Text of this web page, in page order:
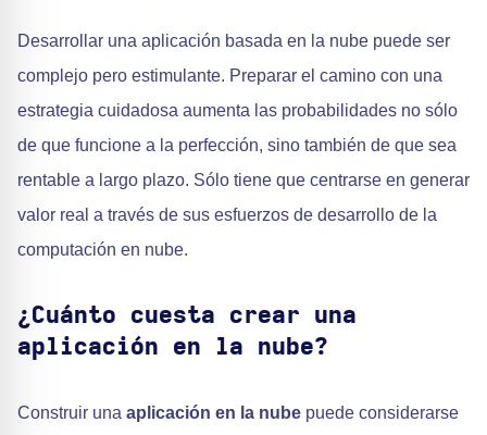
Desarrollar una aplicación basada en la nube puede ser
complejo pero estimulante. Preparar el camino con una
estrategia cuidadosa aumenta las probabilidades no sólo
de que funcione a la perfección, sino también de que sea
rentable a largo plazo. Sólo tiene que centrarse en generar
valor real a través de sus esfuerzos de desarrollo de la
computación en nube.
¿Cuánto cuesta crear una
aplicación en la nube?
Construir una aplicación en la nube puede considerarse